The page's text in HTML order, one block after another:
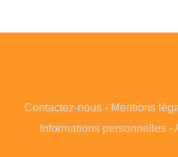
Contactez-nous- Mentions
Informations personnelles -